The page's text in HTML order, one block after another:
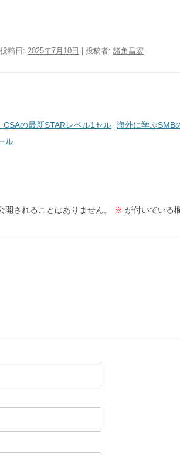
投稿日: 2025年7月10日 投稿者: 諸角昌宏
の最新STARレベル1セル
ル
海外に学ぶSMB
開されることはありません。 ※ が付いている